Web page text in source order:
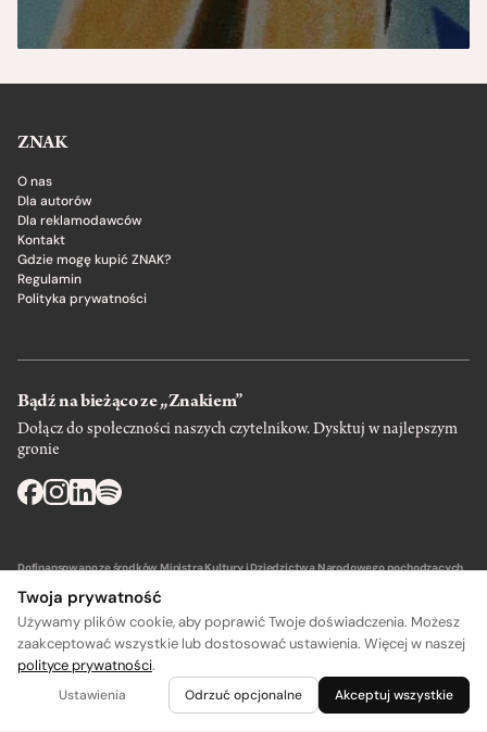
ZNAK
O nas
Dla autorów
Dla reklamodawców
Kontakt
Gdzie mogę kupić ZNAK?
Regulamin
Polityka prywatności
Bądź na bieżąco ze „Znakiem”
Dołącz do społeczności naszych czytelnikow. Dysktuj w najlepszym
gronie
Dofinansowano ze środków Ministra Kultury i Dziedzictwa Narodowego pochodzących
Wydawca: SIW Znak w Krakowie
Twoja prywatność
Używamy plików cookie, aby poprawić Twoje doświadczenia. Możesz
zaakceptować wszystkie lub dostosować ustawienia. Więcej w naszej
polityce prywatności.
Ustawienia Odrzuć opcjonalne Akceptuj wszystkie